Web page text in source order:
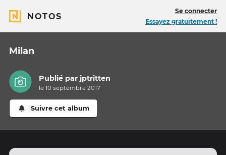
NOTOS
Se connecter
Essayez gratuitement !
Milan
Publié par jptritten
le 10 septembre 2017
Suivre cet album